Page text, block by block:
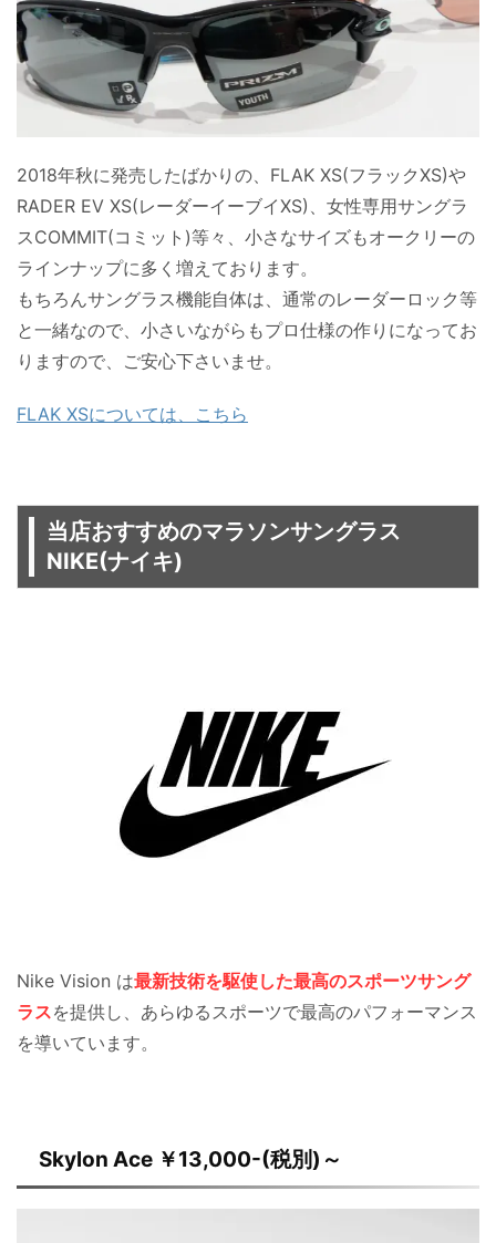
2018年秋に発売したばかりの、FLAK XS(フラックXS)や
RADER EV XS(レーダーイーブイXS)、女性専用サングラ
スCOMMIT(コミット)等々、小さなサイズもオークリーの
ラインナップに多く増えております。
もちろんサングラス機能自体は、通常のレーダーロック等
と一緒なので、小さいながらもプロ仕様の作りになってお
りますので、ご安心下さいませ。
FLAK XSについては、こちら
当店おすすめのマラソンサングラス
NIKE(ナイキ)
Nike Vision は最新技術を駆使した最高のスポーツサング
ラスを提供し、あらゆるスポーツで最高のパフォーマンス
を導いています。
Skylon Ace ￥13,000-(税別)～